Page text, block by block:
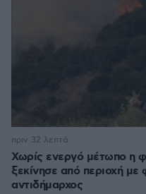
Χωρίς ενεργό μέτωπο η
ξεκίνησε από περιοχή με
αντιδήμαρχος
πριν 32 λεπτά